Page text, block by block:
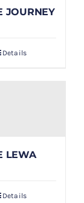
JOURNEY
Details
LEWA
Details